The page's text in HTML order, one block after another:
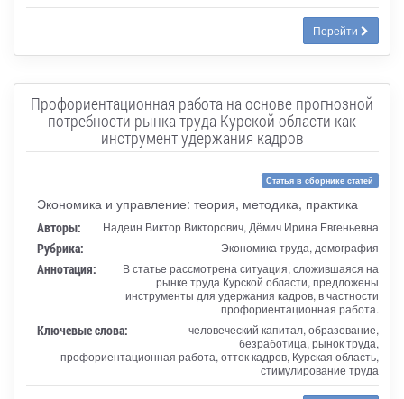
Перейти
Профориентационная работа на основе прогнозной
потребности рынка труда Курской области как
инструмент удержания кадров
Статья в сборнике статей
Экономика и управление: теория, методика, практика
Авторы: Надеин Виктор Викторович, Дёмич Ирина Евгеньевна
Рубрика: Экономика труда, демография
Аннотация:
В статье рассмотрена ситуация, сложившаяся на
рынке труда Курской области, предложены
инструменты для удержания кадров, в частности
профориентационная работа.
Ключевые слова:
человеческий капитал, образование,
безработица, рынок труда,
профориентационная работа, отток кадров, Курская область,
стимулирование труда